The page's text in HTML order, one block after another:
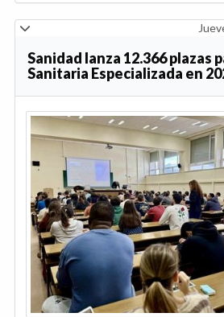
Sanidad lanza 12.366 plazas
Sanitaria Especializada en